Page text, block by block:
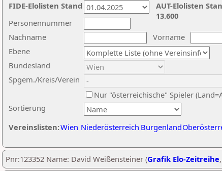
Nachname
Vorname
Ebene
Sortierung
Personennummer
Bundesland
Spgem./Kreis/Verein
Nur "österreichische" Spieler
Vereinslisten:Wien Niederösterreich Burgenland
AUT-Elolisten
13.600
FIDE-Elolisten Stand
Pnr:123352 Name: David Weißensteiner (Grafik Elo-Zeitreihe,